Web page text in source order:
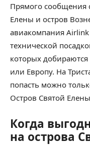
Прямого сообщения
Елены и остров
авиакомпания Airlink
технической
которых
или Европу. На
попасть можно
Остров Святой
Когда
на острова